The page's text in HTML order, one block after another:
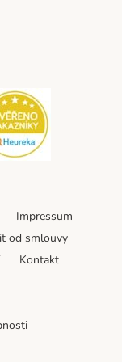
Impressum
od smlouvy
Kontakt